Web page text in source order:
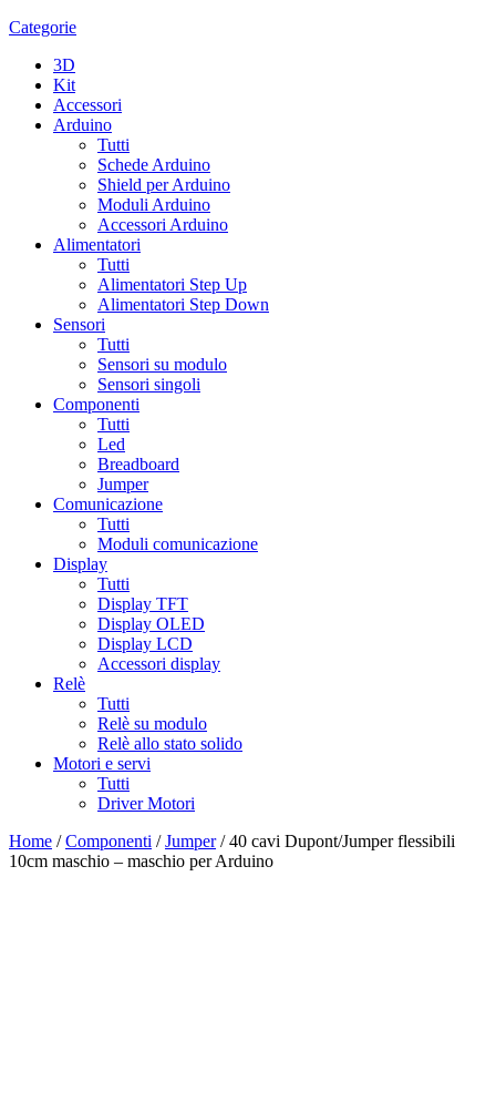
Categorie
3D
Kit
Accessori
Arduino
Tutti
Schede Arduino
Shield per Arduino
Moduli Arduino
Accessori Arduino
Alimentatori
Tutti
Alimentatori Step Up
Alimentatori Step Down
Sensori
Tutti
Sensori su modulo
Sensori singoli
Componenti
Tutti
Led
Breadboard
Jumper
Comunicazione
Tutti
Moduli comunicazione
Display
Tutti
Display TFT
Display OLED
Display LCD
Accessori display
Relè
Tutti
Relè su modulo
Relè allo stato solido
Motori e servi
Tutti
Driver Motori
Home /Componenti /Jumper/ 40 cavi Dupont/Jumper flessibili
10cm maschio – maschio per Arduino